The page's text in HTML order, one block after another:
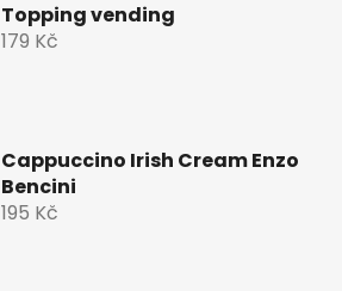
Topping vending
179 Kč
Cappuccino Irish Cream Enzo
Bencini
195 Kč